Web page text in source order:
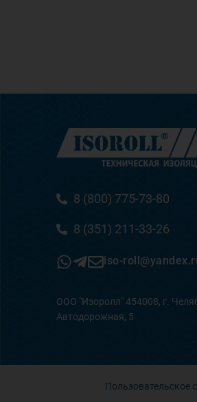
8 (800) 775-73-80
8 (351) 211-33-26
iso-
ООО "Изоролл" 454008, г.
Автодорожная, 5
Пользовательское